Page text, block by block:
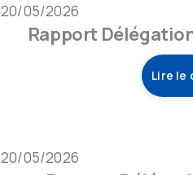
20/05/2026
Rapport
Lire le
20/05/2026